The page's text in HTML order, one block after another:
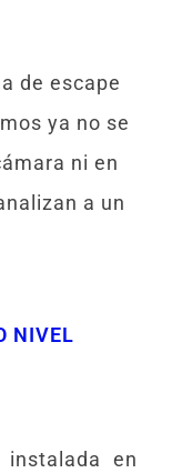
de escape
ya no se
ni en
a un
NIVEL
instalada en